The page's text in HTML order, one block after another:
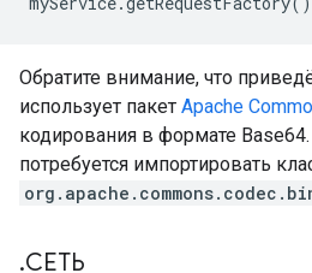
Обратите внимание, что
использует пакет Apache
кодирования в формате
потребуется импортировать
.СЕТЬ